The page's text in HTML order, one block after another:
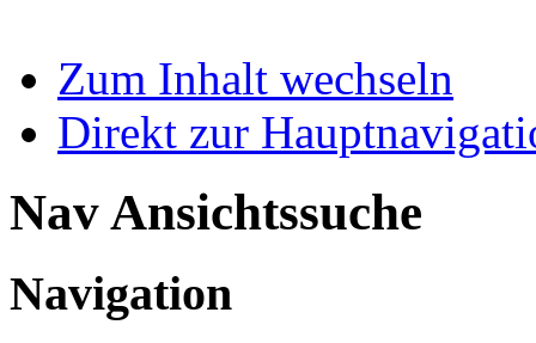
Zum Inhalt wechseln
Direkt zur
Nav Ansichtssuche
Navigation